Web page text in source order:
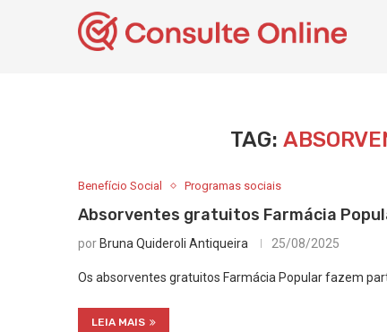
TAG:
Benefício Social Programas sociais
Absorventes gratuitos Farmácia
por Bruna Quideroli Antiqueira 25/08/2025
Os absorventes gratuitos Farmácia Popular fazem
LEIA MAIS